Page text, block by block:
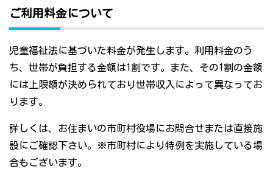
ご利用料金について
児童福祉法に基づいた料金が発生します。利用料金のう
ち、世帯が負担する金額は1割です。また、その1割の金額
には上限額が決められており世帯収入によって異なってお
ります。
詳しくは、お住まいの市町村役場にお問合せまたは直接施
設にご確認下さい。※市町村により特例を実施している場
合もございます。